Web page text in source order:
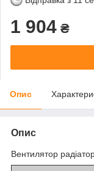
1 904 ₴
Опис
Опис
Вентилятор